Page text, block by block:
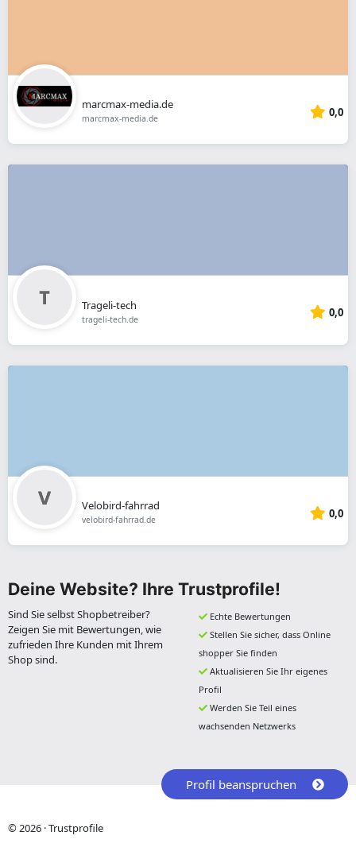
marcmax-media.de
marcmax-media.de 0,0
Trageli-tech
trageli-tech.de 0,0
Velobird-fahrrad
velobird-fahrrad.de 0,0
Deine Website? Ihre Trustprofile!
Sind Sie selbst Shopbetreiber?
Zeigen Sie mit Bewertungen, wie
zufrieden Ihre Kunden mit Ihrem
Shop sind.
Echte Bewertungen
Stellen Sie sicher, dass Online
shopper Sie finden
Aktualisieren Sie Ihr eigenes
Profil
Werden Sie Teil eines
wachsenden Netzwerks
Profil beanspruchen
© 2026 · Trustprofile